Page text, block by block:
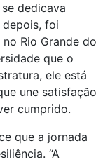
dedicava
depois, foi
Rio Grande do
que o
ele está
une satisfação
cumprido.
que a jornada
“A